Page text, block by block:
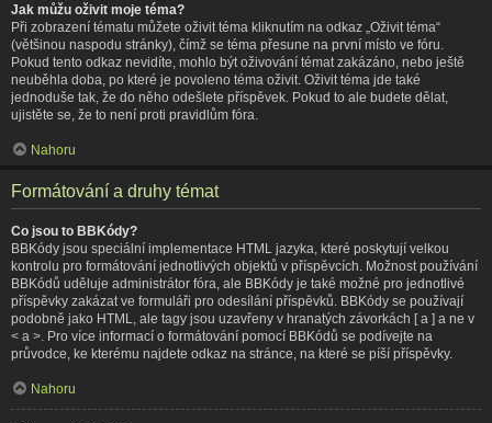
Jak můžu oživit moje téma?
Při zobrazení tématu můžete oživit téma kliknutím na odkaz „Oživit téma“
(většinou naspodu stránky), čímž se téma přesune na první místo ve fóru.
Pokud tento odkaz nevidíte, mohlo být oživování témat zakázáno, nebo ještě
neuběhla doba, po které je povoleno téma oživit. Oživit téma jde také
jednoduše tak, že do něho odešlete příspěvek. Pokud to ale budete dělat,
ujistěte se, že to není proti pravidlům fóra.
Nahoru
Formátování a druhy témat
Co jsou to BBKódy?
BBKódy jsou speciální implementace HTML jazyka, které poskytují velkou
kontrolu pro formátování jednotlivých objektů v příspěvcích. Možnost používání
BBKódů uděluje administrátor fóra, ale BBKódy je také možné pro jednotlivé
příspěvky zakázat ve formuláři pro odesílání příspěvků. BBKódy se používají
podobně jako HTML, ale tagy jsou uzavřeny v hranatých závorkách [ a ] a ne v
< a >. Pro více informací o formátování pomocí BBKódů se podívejte na
průvodce, ke kterému najdete odkaz na stránce, na které se píší příspěvky.
Nahoru